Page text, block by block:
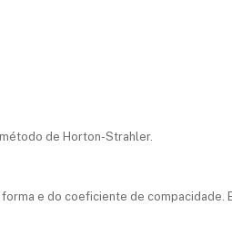
de Horton-Strahler.
e do coeficiente de compacidade.